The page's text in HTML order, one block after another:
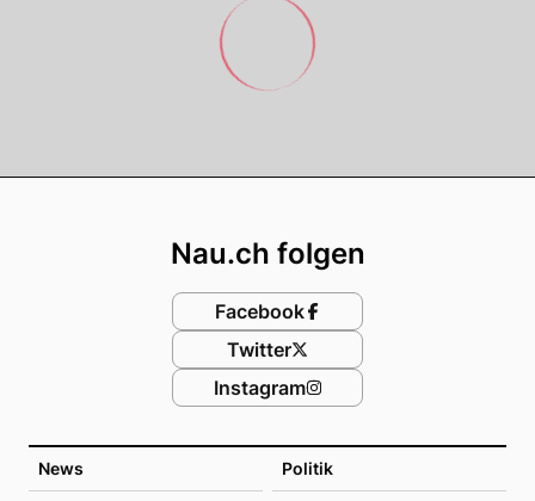
News Politik
Nau.ch folgen
Facebook
Twitter
Instagram